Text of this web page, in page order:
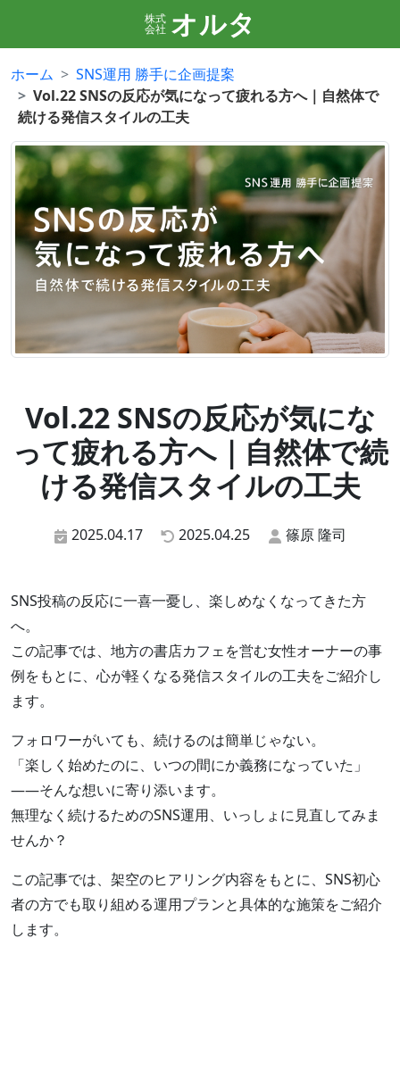
株式
会社 オルタ
ホーム
SNS運用 勝手に企画提案
Vol.22 SNSの反応が気になって疲れる方へ｜自然体で
続ける発信スタイルの工夫
Vol.22 SNSの反応が気にな
って疲れる方へ｜自然体で続
ける発信スタイルの工夫
2025.04.17 2025.04.25 篠原 隆司
SNS投稿の反応に一喜一憂し、楽しめなくなってきた方
へ。
この記事では、地方の書店カフェを営む女性オーナーの事
例をもとに、心が軽くなる発信スタイルの工夫をご紹介し
ます。
フォロワーがいても、続けるのは簡単じゃない。
「楽しく始めたのに、いつの間にか義務になっていた」
——そんな想いに寄り添います。
無理なく続けるためのSNS運用、いっしょに見直してみま
せんか？
この記事では、架空のヒアリング内容をもとに、SNS初心
者の方でも取り組める運用プランと具体的な施策をご紹介
します。